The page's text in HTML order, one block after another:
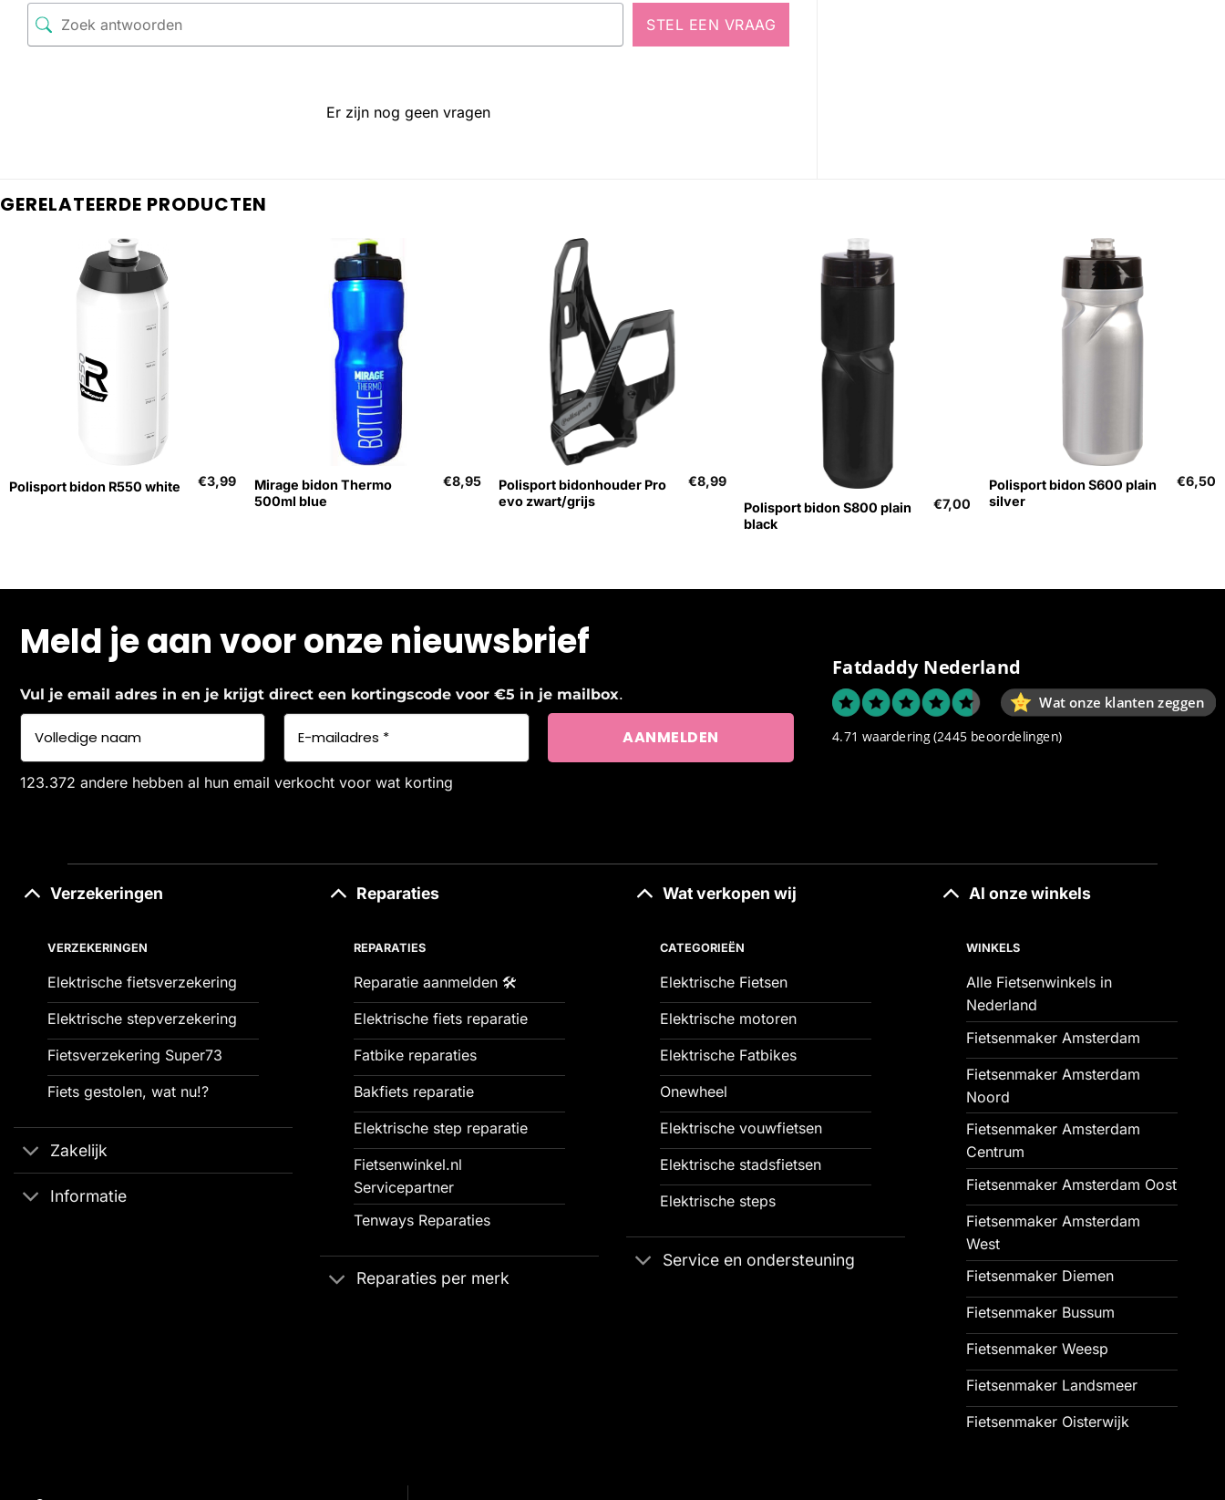
STEL EEN VRAAG
Er zijn nog geen vragen
GERELATEERDE PRODUCTEN
Polisport bidon R550 white €3,99
Mirage bidon Thermo
500ml blue
€8,95
Polisport bidonhouder Pro
evo zwart/grijs
€8,99
Polisport bidon S800 plain
black
€7,00
Polisport bidon S600 plain
silver
€6,50
Meld je aan voor onze nieuwsbrief
Vul je email adres in en je krijgt direct een kortingscode voor €5 in je mailbox.
123.372 andere hebben al hun email verkocht voor wat korting
Fatdaddy Nederland
Wat onze klanten zeggen
4.71 waardering (2445 beoordelingen)
Verzekeringen
VERZEKERINGEN
Elektrische fietsverzekering
Elektrische stepverzekering
Fietsverzekering Super73
Fiets gestolen, wat nu!?
Zakelijk
Informatie
Reparaties
REPARATIES
Reparatie aanmelden 🛠️
Elektrische fiets reparatie
Fatbike reparaties
Bakfiets reparatie
Elektrische step reparatie
Fietsenwinkel.nl
Servicepartner
Tenways Reparaties
Reparaties per merk
Wat verkopen wij
CATEGORIEËN
Elektrische Fietsen
Elektrische motoren
Elektrische Fatbikes
Onewheel
Elektrische vouwfietsen
Elektrische stadsfietsen
Elektrische steps
Service en ondersteuning
Al onze winkels
WINKELS
Alle Fietsenwinkels in
Nederland
Fietsenmaker Amsterdam
Fietsenmaker Amsterdam
Noord
Fietsenmaker Amsterdam
Centrum
Fietsenmaker Amsterdam Oost
Fietsenmaker Amsterdam
West
Fietsenmaker Diemen
Fietsenmaker Bussum
Fietsenmaker Weesp
Fietsenmaker Landsmeer
Fietsenmaker Oisterwijk